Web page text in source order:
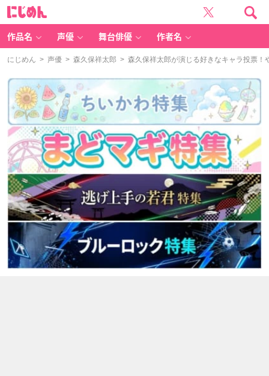
作品名 声優 舞台俳優 作者名
にじめん > 声優 > 森久保祥太郎 > 森久保祥太郎が演じる好きなキャラ投票！